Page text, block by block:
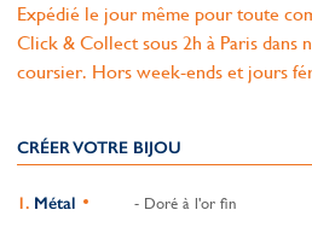
Expédié le jour même pour toute
Click & Collect sous 2h à Paris dans
coursier. Hors week-ends et jours
CRÉER VOTRE BIJOU
Métal - Doré à l'or fin